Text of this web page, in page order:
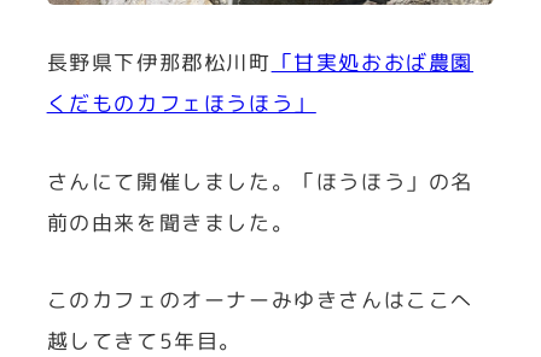
長野県下伊那郡松川町 「甘実処おおば農園
くだものカフェほうほう」
さんにて開催しました。「ほうほう」の名
前の由来を聞きました。
このカフェのオーナーみゆきさんはここへ
越してきて5年目。